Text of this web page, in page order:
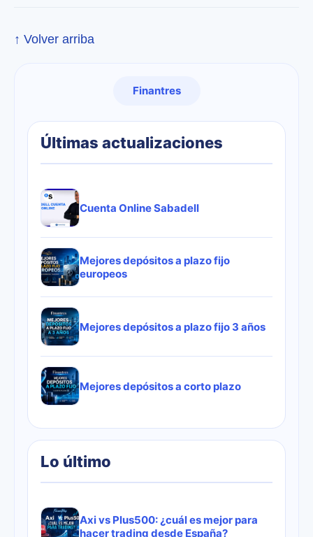
↑ Volver arriba
Finantres
Últimas actualizaciones
Cuenta Online Sabadell
Mejores depósitos a plazo fijo
europeos
Mejores depósitos a plazo fijo 3 años
Mejores depósitos a corto plazo
Lo último
Axi vs Plus500: ¿cuál es mejor para
hacer trading desde España?